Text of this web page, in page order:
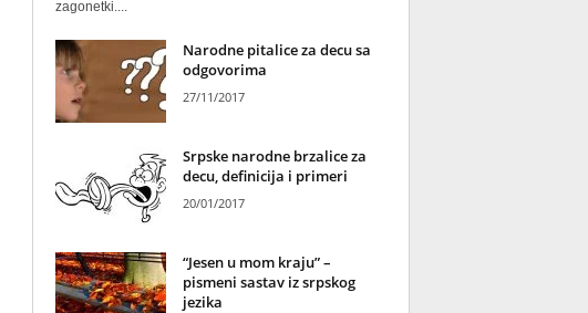
zagonetki....
Narodne pitalice za decu sa
odgovorima
27/11/2017
Srpske narodne brzalice za
decu, definicija i primeri
20/01/2017
“Jesen u mom kraju” –
pismeni sastav iz srpskog
jezika